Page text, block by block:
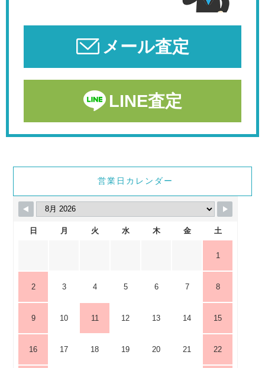
メール査定
LINE査定
営業日カレンダー
日 月 火 水 木 金 土
1
2 3 4 5 6 7 8
9 10 11 12 13 14 15
16 17 18 19 20 21 22